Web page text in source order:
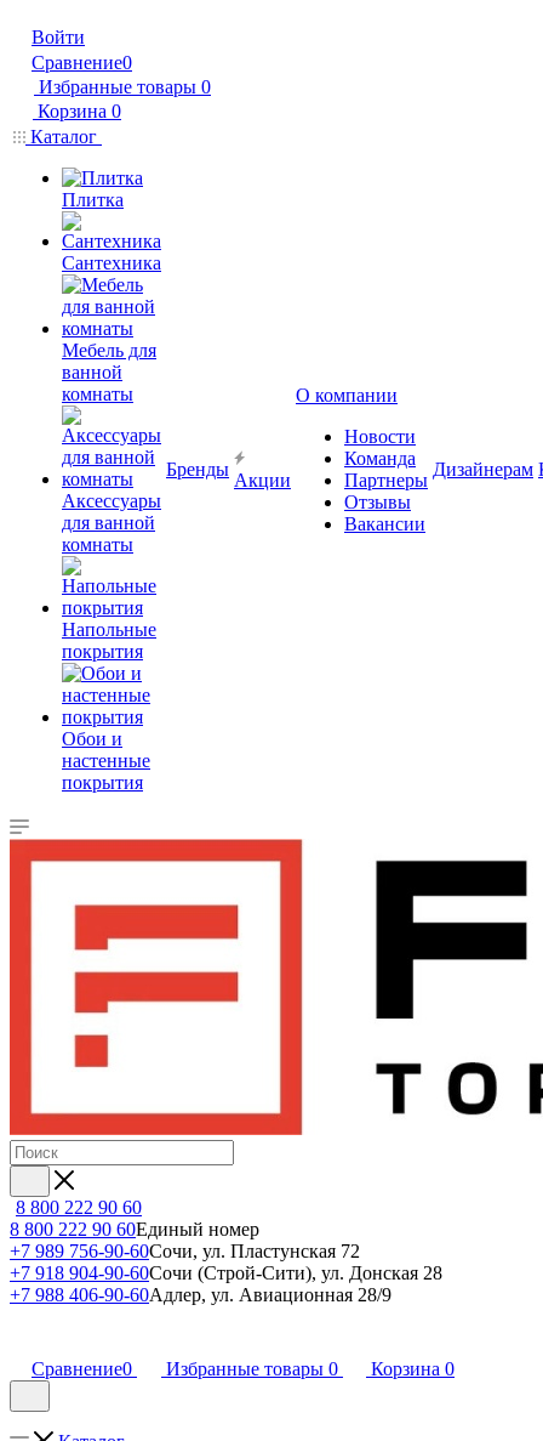
Войти
Сравнение0
Избранные товары 0
Корзина 0
Каталог
Плитка
Сантехника
Мебель для
ванной
комнаты
Аксессуары
для ванной
комнаты
Напольные
покрытия
Обои и
настенные
покрытия
Бренды
Акции
О компании
Новости
Команда
Партнеры
Отзывы
Вакансии
Дизайнерам
8 800 222 90 60
8 800 222 90 60Единый номер
+7 989 756-90-60Сочи, ул. Пластунская 72
+7 918 904-90-60Сочи (Строй-Сити), ул. Донская 28
+7 988 406-90-60Адлер, ул. Авиационная 28/9
Сравнение0 Избранные товары 0 Корзина 0